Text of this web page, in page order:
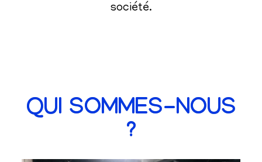
société.
QUI SOMMES-NOUS
?